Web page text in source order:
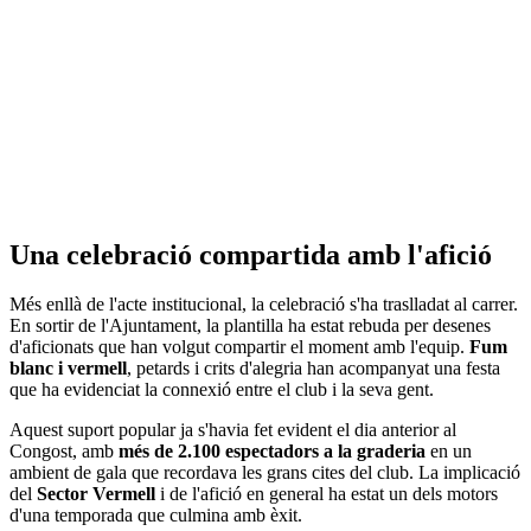
Una celebració compartida amb l'afició
Més enllà de l'acte institucional, la celebració s'ha traslladat al carrer.
En sortir de l'Ajuntament, la plantilla ha estat rebuda per desenes
d'aficionats que han volgut compartir el moment amb l'equip. Fum
blanc i vermell, petards i crits d'alegria han acompanyat una festa
que ha evidenciat la connexió entre el club i la seva gent.
Aquest suport popular ja s'havia fet evident el dia anterior al
Congost, amb més de 2.100 espectadors a la graderia en un
ambient de gala que recordava les grans cites del club. La implicació
del Sector Vermell i de l'afició en general ha estat un dels motors
d'una temporada que culmina amb èxit.